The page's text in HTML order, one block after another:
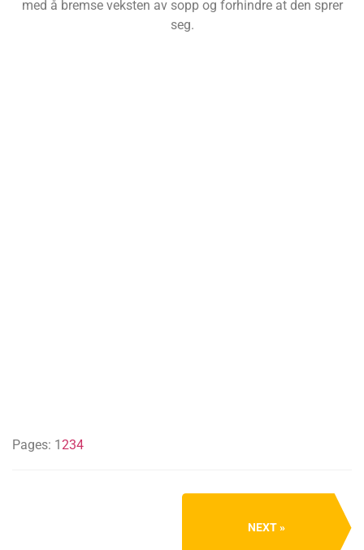
med å bremse veksten av sopp og forhindre at den sprer
seg.
Pages: 1 234
NEXT